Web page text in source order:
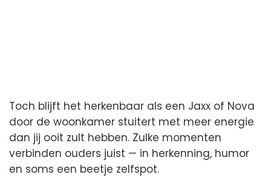
Toch blijft het herkenbaar als een Jaxx of Nova
door de woonkamer stuitert met meer energie
dan jij ooit zult hebben. Zulke momenten
verbinden ouders juist — in herkenning, humor
en soms een beetje zelfspot.